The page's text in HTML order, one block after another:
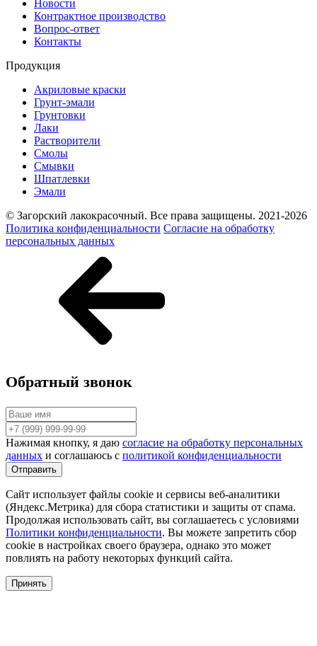
Новости
Контрактное производство
Вопрос-ответ
Контакты
Продукция
Акриловые краски
Грунт-эмали
Грунтовки
Лаки
Растворители
Смолы
Смывки
Шпатлевки
Эмали
© Загорский лакокрасочный. Все права защищены. 2021-2026
Политика конфиденциальности Согласие на обработку
персональных данных
Обратный звонок
Нажимая кнопку, я даю согласие на обработку персональных
данных и соглашаюсь с политикой конфиденциальности
Сайт использует файлы cookie и сервисы веб-аналитики
(Яндекс.Метрика) для сбора статистики и защиты от спама.
Продолжая использовать сайт, вы соглашаетесь с условиями
Политики конфиденциальности. Вы можете запретить сбор
cookie в настройках своего браузера, однако это может
повлиять на работу некоторых функций сайта.
Принять